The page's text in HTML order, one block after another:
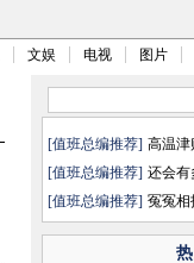
文娱 电视 图片
[值班总编推荐] 高温津
[值班总编推荐] 还会有
[值班总编推荐] 冤冤相